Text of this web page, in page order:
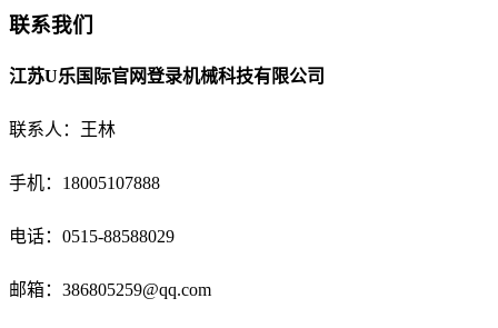
联系我们
江苏U乐国际官网登录机械科技有限公司
联系人：王林
手机：18005107888
电话： 0515-88588029
邮箱： 386805259@qq.com